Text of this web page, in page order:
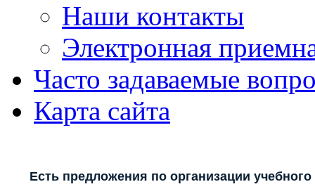
Наши контакты
Электронная
Часто задаваемые
Карта сайта
Есть предложения по организации учебного